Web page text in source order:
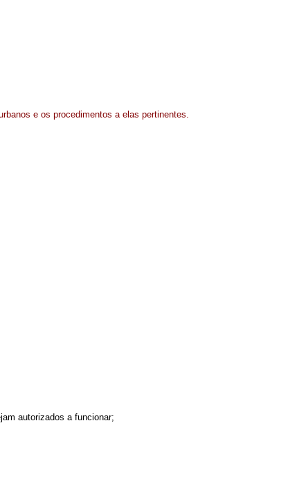
e os procedimentos a elas pertinentes.
autorizados a funcionar;